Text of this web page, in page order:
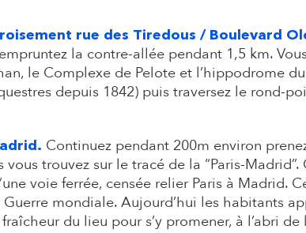
rue des Tiredous / Boulevard
la contre-allée pendant 1,5 km.
le Complexe de Pelote et l’hippodrome
depuis 1842) puis traversez le rond-
Continuez pendant 200m environ
vous trouvez sur le tracé de la “Paris-
voie ferrée, censée relier Paris à Madrid.
Guerre mondiale. Aujourd’hui les habitants
du lieu pour s’y promener, à l’abri de